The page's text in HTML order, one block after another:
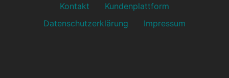
Kontakt
Kundenplattform
Datenschutzerklärung
Impressum